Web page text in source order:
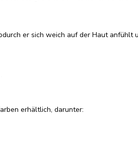
er sich weich auf der Haut
erhältlich, darunter: